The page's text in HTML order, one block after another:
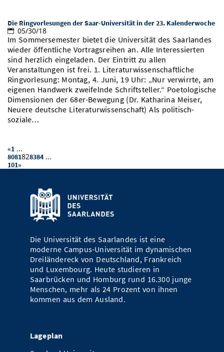
Die Ringvorlesungen der Saar-Universität in der 23. Kalenderwoche
05/30/18
Im Sommersemester bietet die Universität des Saarlandes
wieder öffentliche Vortragsreihen an. Alle Interessierten
sind herzlich eingeladen. Der Eintritt zu allen
Veranstaltungen ist frei. 1. Literaturwissenschaftliche
Ringvorlesung: Montag, 4. Juni, 19 Uhr: „Nur verwirrte, am
eigenen Handwerk zweifelnde Schriftsteller.“ Poetologische
Dimensionen der 68er-Bewegung (Dr. Katharina Meiser,
Neuere deutsche Literaturwissenschaft) Als politisch-
soziale…
«1 ...
8081828384 ...
101»
Die Universität des Saarlandes ist eine
moderne Campus-Universität im dynamischen
Dreiländereck von Deutschland, Frankreich
und Luxembourg. Heute studieren in
Saarbrücken und Homburg rund 16.300 junge
Menschen, mehr als 24 Prozent von ihnen
kommen aus dem Ausland.
Lageplan